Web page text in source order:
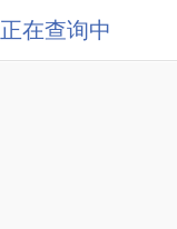
正在查询中